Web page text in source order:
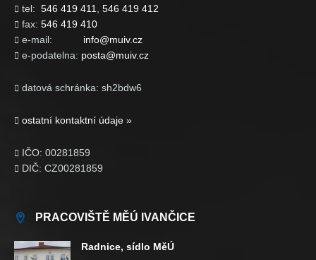
 tel: 546 419 411 546 419 412
 fax: 546 419 410
 e-mail: info@muiv.cz
 e-podatelna: posta@muiv.cz
 datová schránka: sh2bdw6
 ostatní kontaktní údaje »
 IČO: 00281859
 DIČ: CZ00281859
PRACOVIŠTĚ MĚÚ IVANČICE
Radnice, sídlo MěÚ